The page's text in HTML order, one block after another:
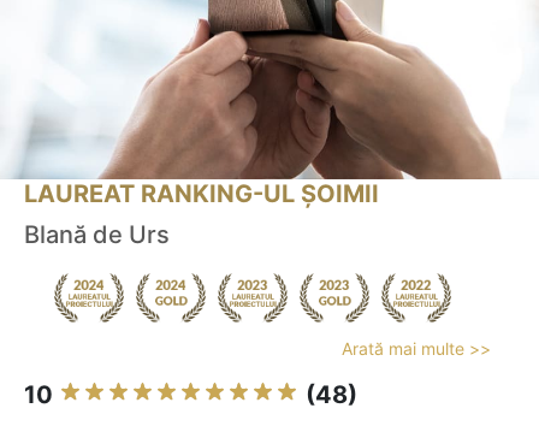
LAUREAT RANKING-UL ȘOIMII
Blană de Urs
Arată mai multe >>
10 (48)